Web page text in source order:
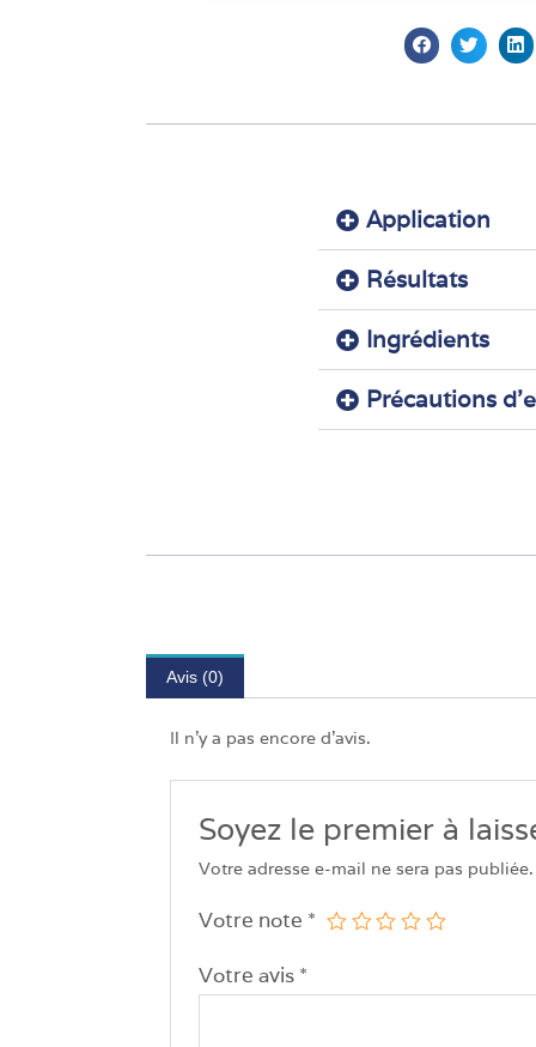
Application
Résultats
Ingrédients
Précautions
Avis (0)
Il n’y a pas encore d’avis.
Soyez le premier à
Votre adresse e-mail ne sera pas publiée.
Votre note *
Votre avis *